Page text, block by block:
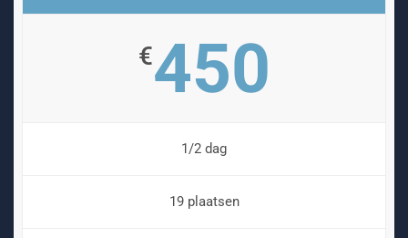
€450
1/2 dag
19 plaatsen